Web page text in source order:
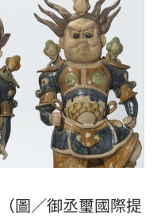
圖／御丞璽國際提